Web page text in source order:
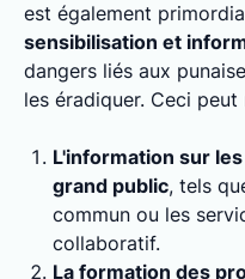
est également
sensibilisation et
dangers liés aux
les éradiquer. Ceci
L'information sur
grand public, tels
commun ou les
collaboratif.
La formation des